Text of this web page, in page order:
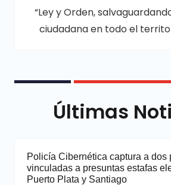
“Ley y Orden,
ciudadana en todo el
Últimas
Policía Cibernética captura a dos
vinculadas a presuntas estafas
Puerto Plata y Santiago